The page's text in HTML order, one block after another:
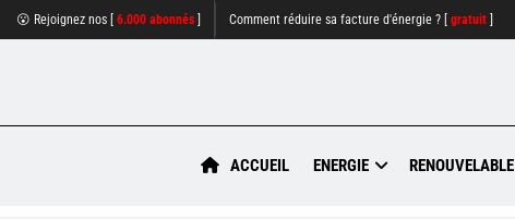
😮 Rejoignez nos [ 6.000 abonnés Comment réduire sa facture d'énergie ? [ gratuit
ACCUEIL ENERGIE RENOUVELABLE